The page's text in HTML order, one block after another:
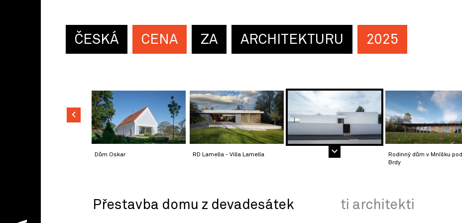
ČESKÁ CENA ZA ARCHITEKTURU 2025
Dům Oskar RD Lamella - Villa Lamella
Rodinný dům v Mníšku pod
Brdy
Přestavba domu z devadesátek ti architekti